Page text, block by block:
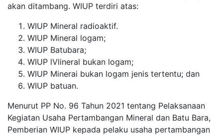
akan ditambang. WIUP terdiri atas:
WIUP Mineral radioaktif.
WIUP Mineral logam;
WIUP Batubara;
WIUP lVlineral bukan logam;
WIUP Minerai bukan logam jenis tertentu; dan
WIUP batuan.
Menurut PP No. 96 Tahun 2021 tentang Pelaksanaan
Kegiatan Usaha Pertambangan Mineral dan Batu Bara,
Pemberian WIUP kepada pelaku usaha pertambangan